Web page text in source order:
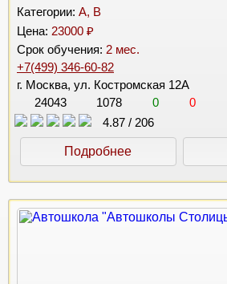
Категории: A, B
Цена: 23000 ₽
Срок обучения: 2 мес.
+7(499) 346-60-82
г. Москва, ул. Костромская 12А
24043
1078 0
0
4.87 / 206
Подробнее